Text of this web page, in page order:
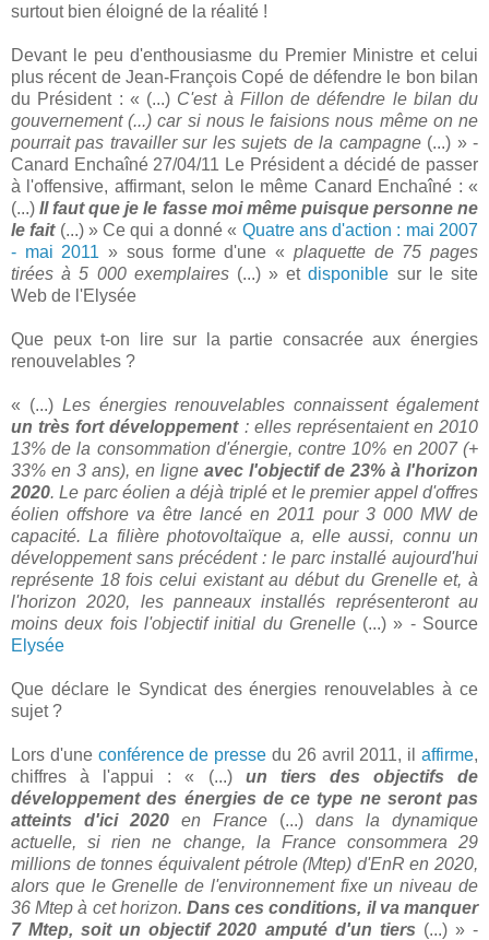
surtout bien éloigné de la réalité !
Devant le peu d'enthousiasme du Premier Ministre et celui
plus récent de Jean-François Copé de défendre le bon bilan
du Président : « (...) C'est à Fillon de défendre le bilan du
gouvernement (...) car si nous le faisions nous même on ne
pourrait pas travailler sur les sujets de la campagne(...) » -
Canard Enchaîné 27/04/11 Le Président a décidé de passer
à l'offensive, affirmant, selon le même Canard Enchaîné : «
(...)Il faut que je le fasse moi même puisque personne ne
le fait (...) » Ce qui a donné « Quatre ans d'action : mai 2007
- mai 2011» sous forme d'une « plaquette de 75 pages
tirées à 5 000 exemplaires(...) » etdisponible sur le site
Web de l'Elysée
Que peux t-on lire sur la partie consacrée aux énergies
renouvelables ?
« (...) Les énergies renouvelables connaissent également
un très fort développement: elles représentaient en 2010
13% de la consommation d'énergie, contre 10% en 2007 (+
33% en 3 ans), en ligne avec l'objectif de 23% à l'horizon
2020. Le parc éolien a déjà triplé et le premier appel d'offres
éolien offshore va être lancé en 2011 pour 3 000 MW de
capacité. La filière photovoltaïque a, elle aussi, connu un
développement sans précédent : le parc installé aujourd'hui
représente 18 fois celui existant au début du Grenelle et, à
l'horizon 2020, les panneaux installés représenteront au
moins deux fois l'objectif initial du Grenelle (...) » - Source
Elysée
Que déclare le Syndicat des énergies renouvelables à ce
sujet ?
Lors d'une conférence de presse du 26 avril 2011, ilaffirme,
chiffres à l'appui : « (...) un tiers des objectifs de
développement des énergies de ce type ne seront pas
atteints d'ici 2020 en France (...) dans la dynamique
actuelle, si rien ne change, la France consommera 29
millions de tonnes équivalent pétrole (Mtep) d'EnR en 2020,
alors que le Grenelle de l'environnement fixe un niveau de
36 Mtep à cet horizon. Dans ces conditions, il va manquer
7 Mtep, soit un objectif 2020 amputé d'un tiers (...) » -